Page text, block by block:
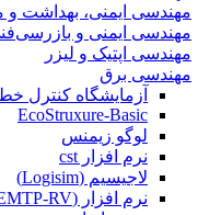
مهندسی ایمنی، بهداشت
مهندسی ایمنی‌ و‌
مهندسی اپتیک و لیزر
مهندسی برق
آزمایشگاه کنترل
EcoStruxure-Basic
لوگو زیمنس
نرم افزار cst
لاجیسیم (Logisim)
نرم افزار (EMTP-RV)